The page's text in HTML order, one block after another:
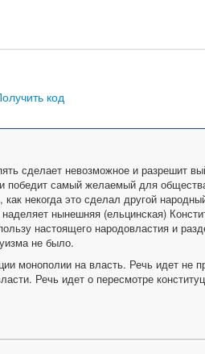
код
сделает невозможное и разрешит
победит самый желаемый для
некогда это сделал другой
нынешняя (ельцинская)
настоящего народовластия и
не было.
монополии на власть. Речь идет не
Речь идет о пересмотре